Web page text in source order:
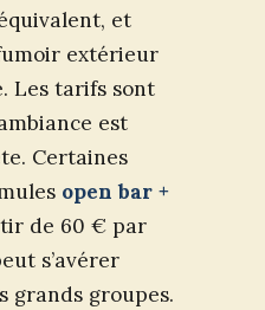
et
extérieur
Les tarifs sont
est
Certaines
open bar +
de 60 € par
s’avérer
grands groupes.